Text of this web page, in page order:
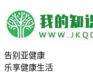
告别亚健康
乐享健康生活